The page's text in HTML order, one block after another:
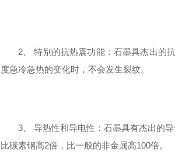
2、 特别的抗热震功能：石墨具杰出的抗
度急冷急热的变化时，不会发生裂纹。
3、 导热性和导电性：石墨具有杰出的导
比碳素钢高2倍，比一般的非金属高100倍。